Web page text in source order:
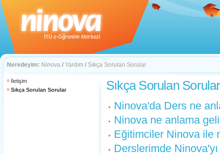
Neredeyim: Ninova / Yardım / Sıkça Sorulan Sorular
İletişim
Sıkça Sorulan Sorular
Sıkça Sorulan Sorular
Ninova'da Ders ne
Ninova ne anlama
Eğitimciler Ninova ile
Derslerimde